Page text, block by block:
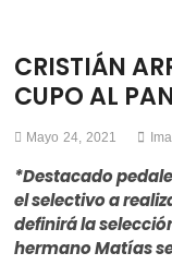
CRISTIÁN
CUPO AL
Mayo 24, 2021
*Destacado
el selectivo a
definirá la
hermano Matías